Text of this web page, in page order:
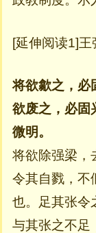
[延伸阅读1]王
将欲歙之，必
欲废之，必固
微明。
将欲除强梁，
令其自戮，不
也。足其张令
与其张之不足